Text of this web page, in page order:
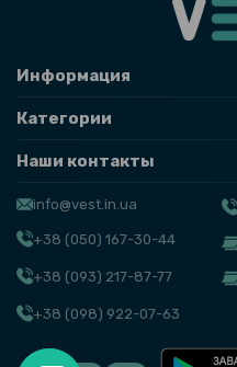
Информация
Категории
Наши контакты
info@vest.in.ua
+38 (050) 167-30-44
+38 (093) 217-87-77
+38 (098) 922-07-63